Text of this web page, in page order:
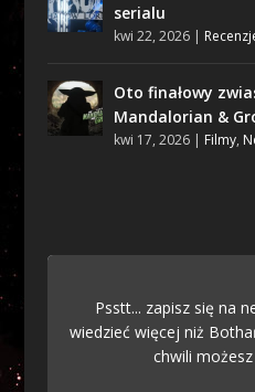
serialu
kwi 22, 2026|
Oto finałowy
Mandalorian &
kwi 17, 2026| Filmy,
Psstt... zapisz się na
wiedzieć więcej niż
chwili